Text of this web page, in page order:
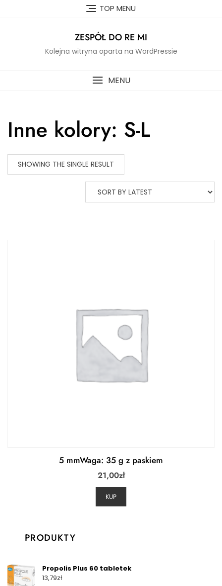
TOP MENU
ZESPÓŁ DO RE MI
Kolejna witryna oparta na WordPressie
MENU
Inne kolory: S-L
SHOWING THE SINGLE RESULT
5 mmWaga: ‎35 g z paskiem
21,00zł
KUP
PRODUKTY
Propolis Plus 60 tabletek
13,79zł